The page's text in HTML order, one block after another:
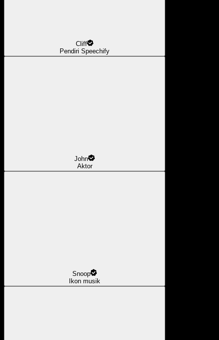
Cliff
Pendiri Speechify
John
Aktor
Snoop
Ikon musik